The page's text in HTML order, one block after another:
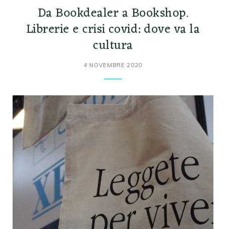
Da Bookdealer a Bookshop.
Librerie e crisi covid: dove va la
cultura
4 NOVEMBRE 2020